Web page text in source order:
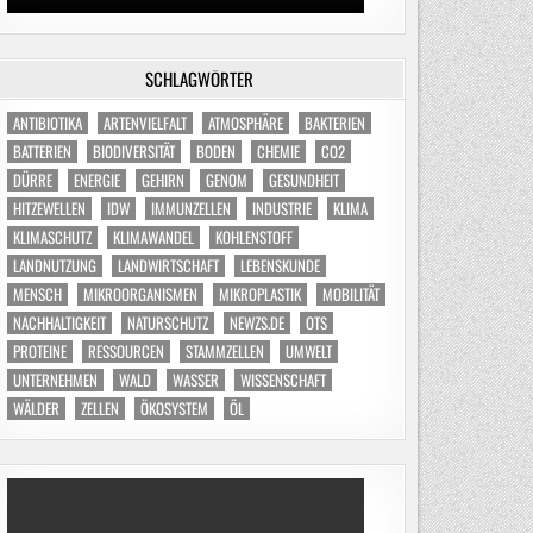
SCHLAGWÖRTER
ANTIBIOTIKA ARTENVIELFALT ATMOSPHÄRE
BAKTERIEN
BATTERIEN
BIODIVERSITÄT BODEN CHEMIE
CO2
DÜRRE
ENERGIE GEHIRN GENOM
GESUNDHEIT
HITZEWELLEN
IDW IMMUNZELLEN INDUSTRIE
KLIMA
KLIMASCHUTZ
KLIMAWANDEL
KOHLENSTOFF
LANDNUTZUNG
LANDWIRTSCHAFT
LEBENSKUNDE
MENSCH
MIKROORGANISMEN MIKROPLASTIK
MOBILITÄT
NACHHALTIGKEIT
NATURSCHUTZ NEWZS.DE
OTS
PROTEINE
RESSOURCEN STAMMZELLEN
UMWELT
UNTERNEHMEN
WALD WASSER
WISSENSCHAFT
WÄLDER
ZELLEN ÖKOSYSTEM ÖL